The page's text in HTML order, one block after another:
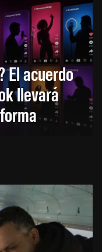
El acuerdo
llevará